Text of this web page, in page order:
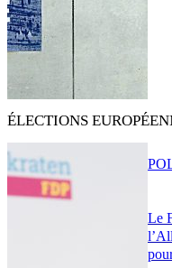
ÉLECTIONS
Le